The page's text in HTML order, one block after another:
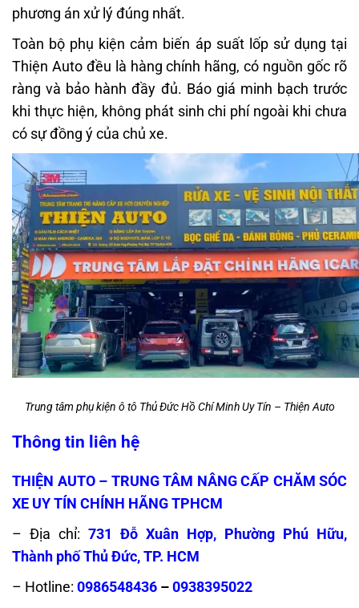
phương án xử lý đúng nhất.
Toàn bộ phụ kiện cảm biến áp suất lốp sử dụng tại
Thiện Auto đều là hàng chính hãng, có nguồn gốc rõ
ràng và bảo hành đầy đủ. Báo giá minh bạch trước
khi thực hiện, không phát sinh chi phí ngoài khi chưa
có sự đồng ý của chủ xe.
Trung tâm phụ kiện ô tô Thủ Đức Hồ Chí Minh Uy Tín – Thiện Auto
Thông tin liên hệ
THIỆN AUTO – TRUNG TÂM NÂNG CẤP CHĂM SÓC
XE UY TÍN CHÍNH HÃNG TPHCM
– Địa chỉ: 731 Đỗ Xuân Hợp, Phường Phú Hữu,
Thành phố Thủ Đức, TP. HCM
– Hotline: 0986548436 –0938395022